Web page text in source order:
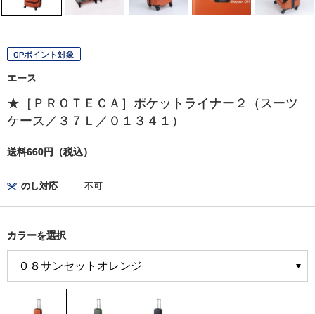
OPポイント対象
エース
★［ＰＲＯＴＥＣＡ］ポケットライナー２（スーツ
ケース／３７Ｌ／０１３４１）
送料660円（税込）
のし対応 不可
カラーを選択